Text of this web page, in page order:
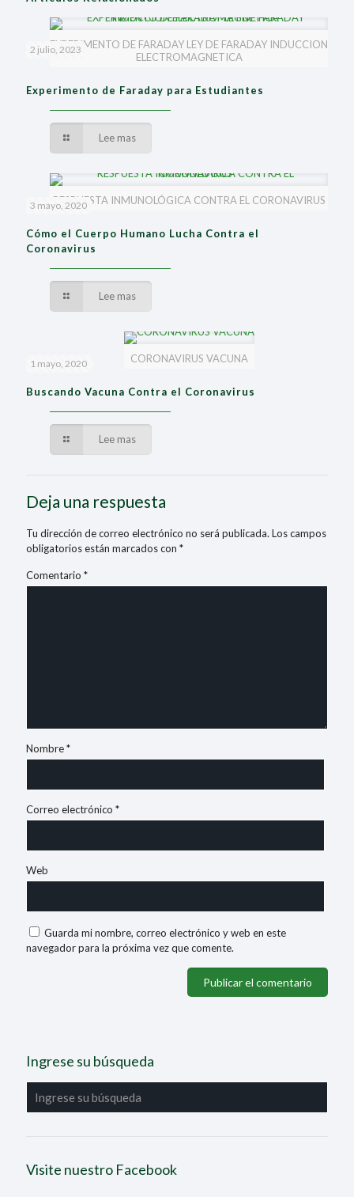
EXPERIMENTO DE FARADAY LEY DE FARADAY INDUCCION
ELECTROMAGNETICA
2 julio, 2023
Experimento de Faraday para Estudiantes
Lee mas
RESPUESTA INMUNOLÓGICA CONTRA EL CORONAVIRUS
3 mayo, 2020
Cómo el Cuerpo Humano Lucha Contra el
Coronavirus
Lee mas
CORONAVIRUS VACUNA
1 mayo, 2020
Buscando Vacuna Contra el Coronavirus
Lee mas
Deja una respuesta
Tu dirección de correo electrónico no será publicada. Los campos
obligatorios están marcados con *
Comentario *
Nombre*
Correo electrónico *
Web
Guarda mi nombre, correo electrónico y web en este
navegador para la próxima vez que comente.
Ingrese su búsqueda
Visite nuestro Facebook